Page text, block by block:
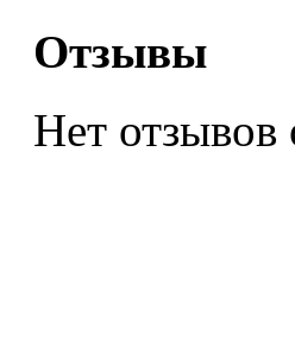
Отзывы
Нет отзывов